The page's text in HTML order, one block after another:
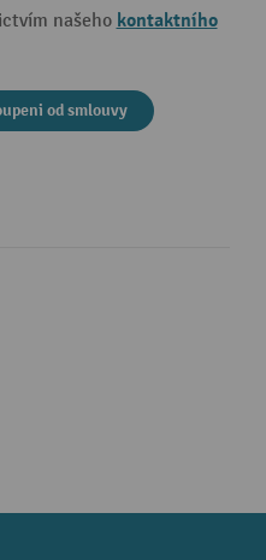
našeho kontaktního
od smlouvy